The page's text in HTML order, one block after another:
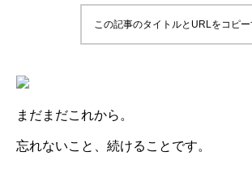
この記事のタイトルとURLをコピー
まだまだこれから。
忘れないこと、続けることです。